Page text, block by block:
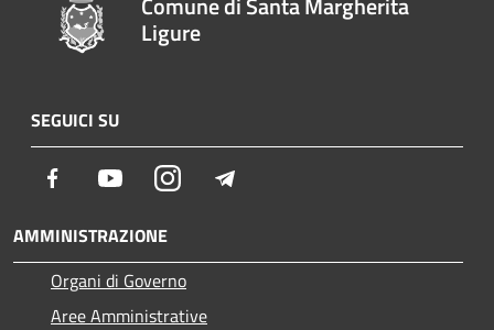
Ligure
SEGUICI SU
Facebook YoutubeInstagram
AMMINISTRAZIONE
Organi di Governo
Aree Amministrative